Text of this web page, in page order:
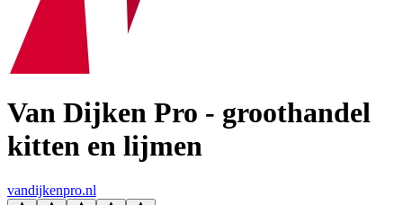
Van Dijken Pro - groothandel
kitten en lijmen
vandijkenpro.nl